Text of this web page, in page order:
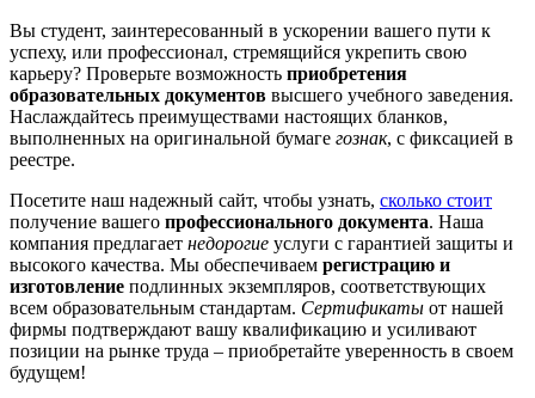
Вы студент, заинтересованный в ускорении вашего пути к
успеху, или профессионал, стремящийся укрепить свою
карьеру? Проверьте возможность приобретения
образовательных документов высшего учебного заведения.
Наслаждайтесь преимуществами настоящих бланков,
выполненных на оригинальной бумаге гознак, с фиксацией в
реестре.
Посетите наш надежный сайт, чтобы узнать, сколько стоит
получение вашего профессионального документа. Наша
компания предлагает недорогие услуги с гарантией защиты и
высокого качества. Мы обеспечиваем регистрацию и
изготовление подлинных экземпляров, соответствующих
всем образовательным стандартам. Сертификаты от нашей
фирмы подтверждают вашу квалификацию и усиливают
позиции на рынке труда – приобретайте уверенность в своем
будущем!